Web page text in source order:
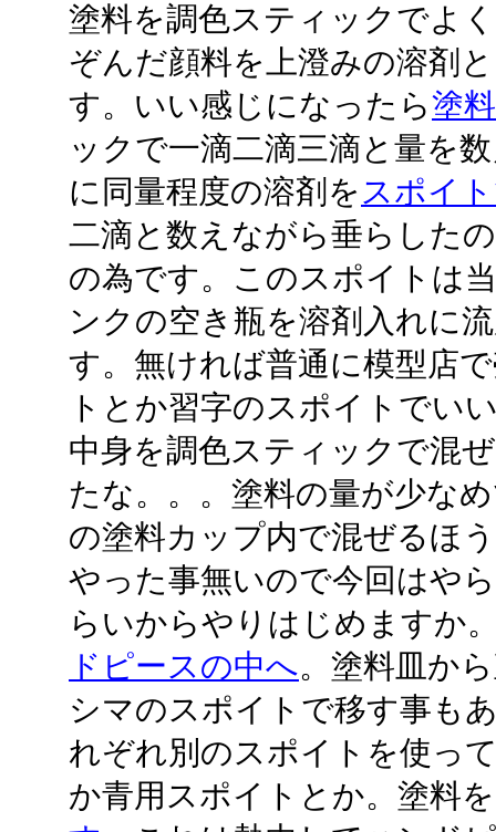
塗料を調色スティックでよ
ぞんだ顔料を上澄みの溶剤
す。いい感じになったら塗
ックで一滴二滴三滴と量を
に同量程度の溶剤を スポイ
二滴と数えながら垂らした
の為です。このスポイトは
ンクの空き瓶を溶剤入れに
す。無ければ普通に模型店
トとか習字のスポイトでい
中身を調色スティックで混
たな。。。塗料の量が少な
の塗料カップ内で混ぜるほ
やった事無いので今回はや
らいからやりはじめますか
ドピースの中へ。塗料皿か
シマのスポイトで移す事も
れぞれ別のスポイトを使っ
か青用スポイトとか。塗料